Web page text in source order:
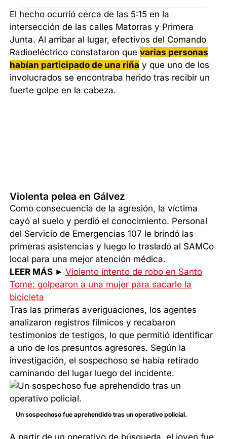
El hecho ocurrió cerca de las 5:15 en la
intersección de las calles Matorras y Primera
Junta. Al arribar al lugar, efectivos del Comando
Radioeléctrico constataron quevarias personas
habían participado de una riña y que uno de los
involucrados se encontraba herido tras recibir un
fuerte golpe en la cabeza.
Violenta pelea en Gálvez
Como consecuencia de la agresión, la víctima
cayó al suelo y perdió el conocimiento. Personal
del Servicio de Emergencias 107 le brindó las
primeras asistencias y luego lo trasladó al SAMCo
local para una mejor atención médica.
LEER MÁS ►Violento intento de robo en Santo
Tomé: golpearon a una mujer para sacarle la
bicicleta
Tras las primeras averiguaciones, los agentes
analizaron registros fílmicos y recabaron
testimonios de testigos, lo que permitió identificar
a uno de los presuntos agresores. Según la
investigación, el sospechoso se había retirado
caminando del lugar luego del incidente.
Un sospechoso fue aprehendido tras un operativo policial.